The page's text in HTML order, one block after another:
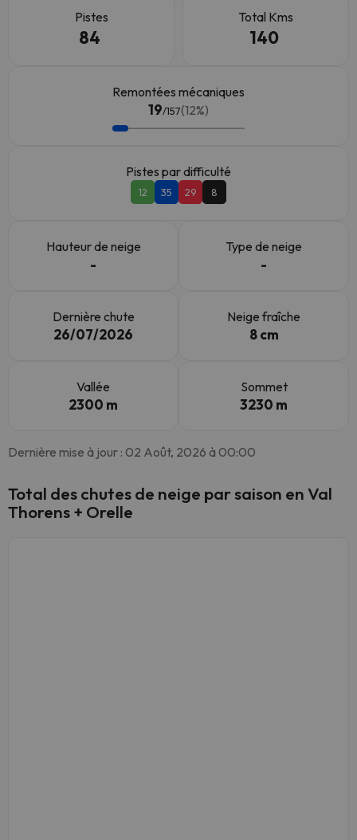
Pistes
84
Total Kms
140
Remontées mécaniques
19/157(12%)
Pistes par difficulté
12 35 29 8
Hauteur de neige
-
Type de neige
-
Dernière chute
26/07/2026
Neige fraîche
8 cm
Vallée
2300 m
Sommet
3230 m
Dernière mise à jour : 02 Août, 2026 à 00:00
Total des chutes de neige par saison en Val
Thorens + Orelle